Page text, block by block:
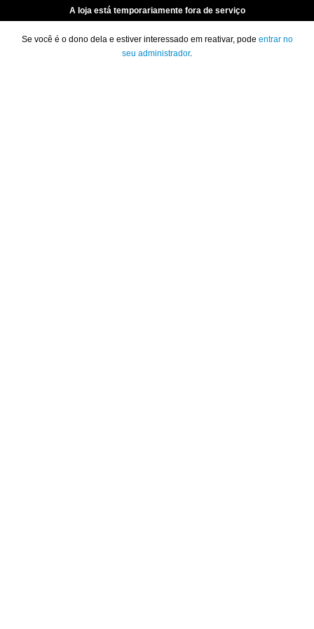
A loja está temporariamente fora de serviço
Se você é o dono dela e estiver interessado em reativar, pode entrar no
seu administrador.